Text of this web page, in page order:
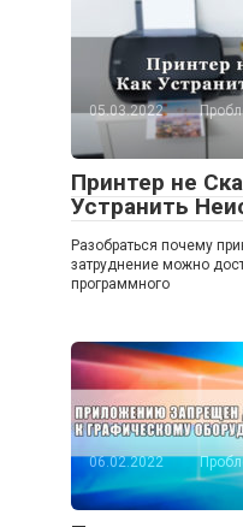
05.03.2022
Принтер не
Устранить
Разобраться почему
затруднение можно
программного
06.02.2022